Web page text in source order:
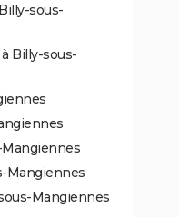
sous-
Billy-sous-
Mangiennes
Mangiennes